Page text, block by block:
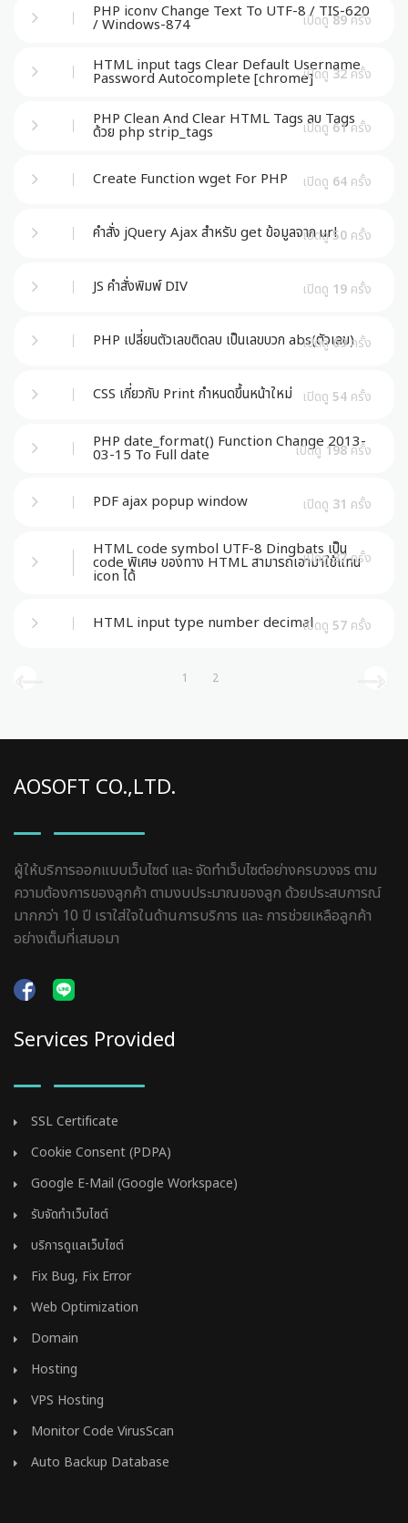
PHP iconv Change Text To UTF-8 / TIS-620
/ Windows-874 เปิดดู89ครั้ง
HTML input tags Clear Default Username
Password Autocomplete [chrome]เปิดดู32ครั้ง
PHP Clean And Clear HTML Tags ลบ Tags
ด้วย php strip_tags เปิดดู61ครั้ง
Create Function wget For PHP เปิดดู 64 ครั้ง
คำสั่ง jQuery Ajax สำหรับ get ข้อมูลจาก url
เปิดดู50 ครั้ง
JS คำสั่งพิมพ์ DIV เปิดดู 19 ครั้ง
PHP เปลี่ยนตัวเลขติดลบ เป็นเลขบวก abs(ตัวเลข)
เปิดดู69ครั้ง
CSS เกี่ยวกับ Print กำหนดขึ้นหน้าใหม่ เปิดดู 54 ครั้ง
PHP date_format() Function Change 2013-
03-15 To Full date เปิดดู198ครั้ง
PDF ajax popup window เปิดดู 31 ครั้ง
HTML code symbol UTF-8 Dingbats เป็น
code พิเศษ ของทาง HTML สามารถเอามาใช้แทน
icon ได้
เปิดดู37ครั้ง
HTML input type number decimalเปิดดู 57 ครั้ง
1 2
AOSOFT CO.,LTD.
ผู้ให้บริการออกแบบเว็บไซต์ และ จัดทำเว็บไซต์อย่างครบวงจร ตาม
ความต้องการของลูกค้า ตามงบประมาณของลูก ด้วยประสบการณ์
มากกว่า 10 ปี เราใส่ใจในด้านการบริการ และ การช่วยเหลือลูกค้า
อย่างเต็มที่เสมอมา
Services Provided
SSL Certificate
Cookie Consent (PDPA)
Google E-Mail (Google Workspace)
รับจัดทำเว็บไซต์
บริการดูแลเว็บไซต์
Fix Bug, Fix Error
Web Optimization
Domain
Hosting
VPS Hosting
Monitor Code VirusScan
Auto Backup Database